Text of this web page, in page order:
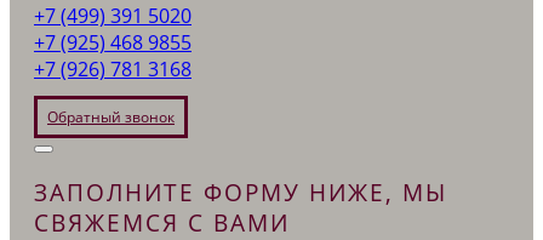
+7 (499) 391 5020
+7 (925) 468 9855
+7 (926) 781 3168
Обратный звонок
ЗАПОЛНИТЕ ФОРМУ НИЖЕ, МЫ
СВЯЖЕМСЯ С ВАМИ